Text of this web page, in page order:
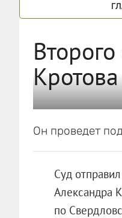
Он проведет
Суд
Александра
по